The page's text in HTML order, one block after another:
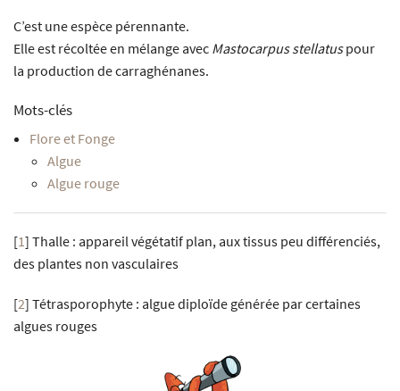
C’est une espèce pérennante.
Elle est récoltée en mélange avec Mastocarpus stellatuspour
la production de carraghénanes.
Mots-clés
Flore et Fonge
Algue
Algue rouge
[1] Thalle : appareil végétatif plan, aux tissus peu différenciés,
des plantes non vasculaires
[2] Tétrasporophyte : algue diploïde générée par certaines
algues rouges